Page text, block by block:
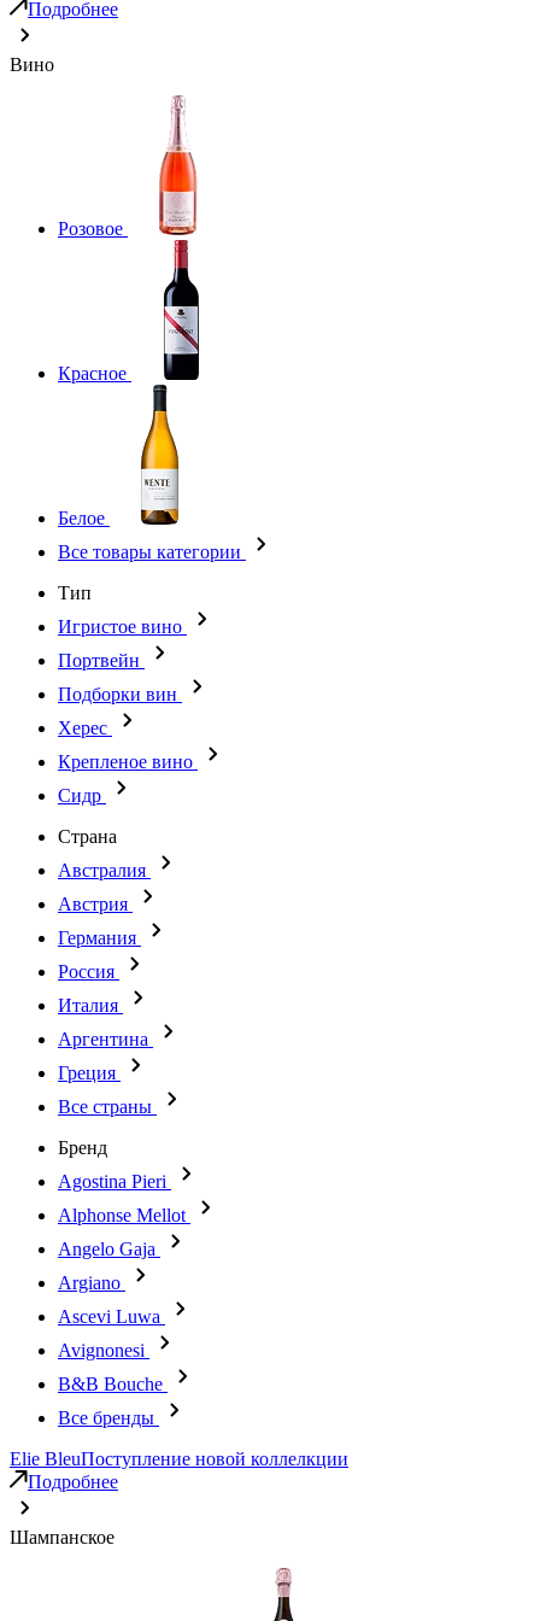
Подробнее
Вино
Розовое
Красное
Белое
Все товары категории
Тип
Игристое вино
Портвейн
Подборки вин
Херес
Крепленое вино
Сидр
Страна
Австралия
Австрия
Германия
Россия
Италия
Аргентина
Греция
Все страны
Бренд
Agostina Pieri
Alphonse Mellot
Angelo Gaja
Argiano
Ascevi Luwa
Avignonesi
B&B Bouche
Все бренды
Elie BleuПоступление новой коллелкции
Подробнее
Шампанское